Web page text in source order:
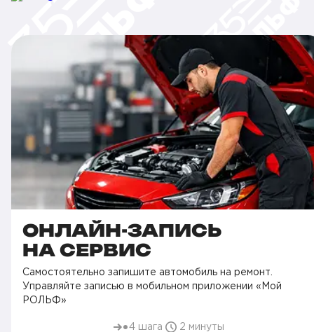
ОНЛАЙН-ЗАПИСЬ
НА СЕРВИС
Самостоятельно запишите автомобиль на ремонт.
Управляйте записью в мобильном приложении «Мой
РОЛЬФ»
4 шага 2 минуты